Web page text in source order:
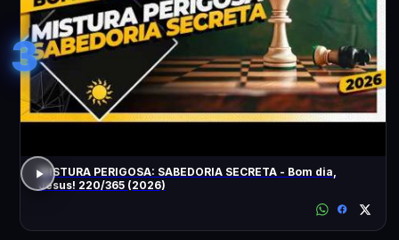
3
MISTURA PERIGOSA: SABEDORIA SECRETA - Bom dia,
Jesus! 220/365 (2026)